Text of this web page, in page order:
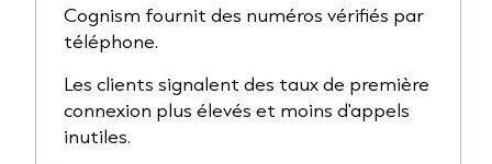
Cognism fournit des numéros vérifiés par
téléphone.
Les clients signalent des taux de première
connexion plus élevés et moins d'appels
inutiles.